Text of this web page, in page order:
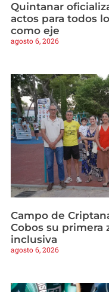
Quintanar
actos para todos
como eje
agosto 6, 2026
Campo de
Cobos su primera
inclusiva
agosto 6, 2026